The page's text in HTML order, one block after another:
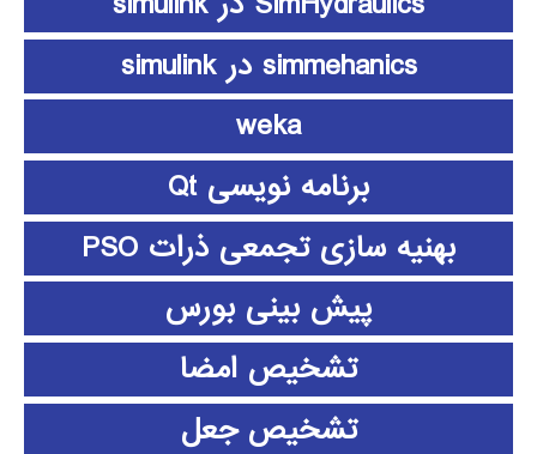
simmehanics در simulink
weka
برنامه نویسی Qt
بهنیه سازی تجمعی ذرات PSO
پیش بینی بورس
تشخیص امضا
تشخیص جعل